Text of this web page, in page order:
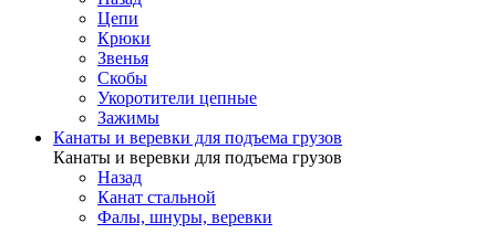
Цепи
Крюки
Звенья
Скобы
Укоротители цепные
Зажимы
Канаты и веревки для подъема грузов
Канаты и веревки для подъема грузов
Назад
Канат стальной
Фалы, шнуры, веревки